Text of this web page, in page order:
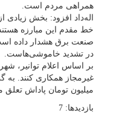
همراهی مردم است.
اله‌داد افزود: بخش
خط مقدم این مبارزه
صنعت برق هشدار داده
در تشدید خاموشی‌هاست.
میلیون تومان پاداش تعلق
بازدیدها: 7